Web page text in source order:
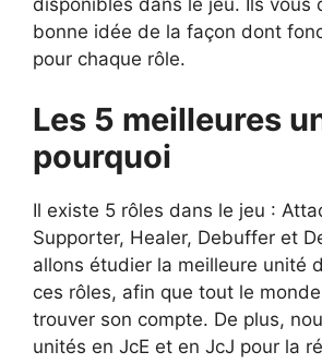
disponibles dans le jeu. Ils vous
bonne idée de la façon dont
pour chaque rôle.
Les 5 meilleures
pourquoi
Il existe 5 rôles dans le jeu :
Supporter, Healer, Debuffer et
allons étudier la meilleure unité
ces rôles, afin que tout le
trouver son compte. De plus,
unités en JcE et en JcJ pour la